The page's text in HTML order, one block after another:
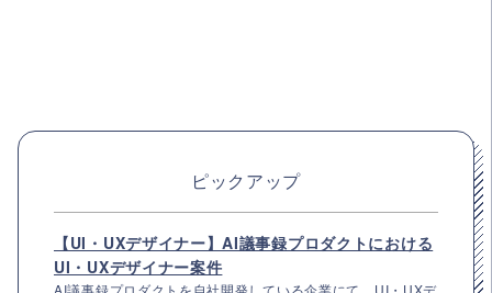
ピックアップ
【UI・UXデザイナー】AI議事録プロダクトにおける
UI・UXデザイナー案件